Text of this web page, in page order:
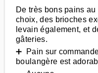
De très bons pains
choix, des brioches
levain également, et
gâteries.
➕ Pain sur
boulangère est